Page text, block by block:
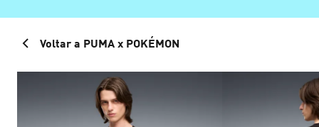
Voltar a PUMA x POKÉMON